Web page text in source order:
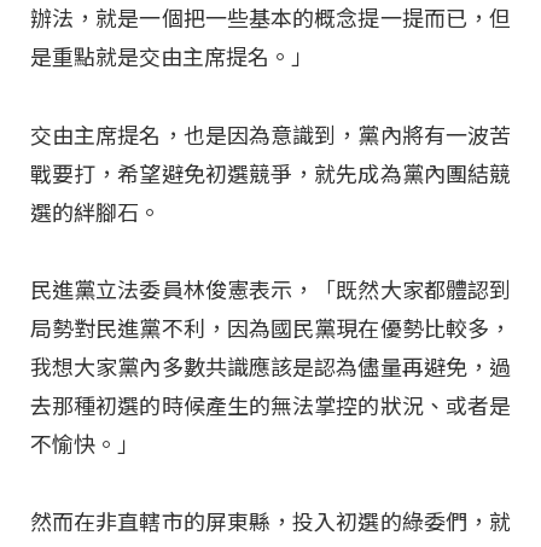
辦法，就是一個把一些基本的概念提一提而已，但
是重點就是交由主席提名。」
交由主席提名，也是因為意識到，黨內將有一波苦
戰要打，希望避免初選競爭，就先成為黨內團結競
選的絆腳石。
民進黨立法委員林俊憲表示，「既然大家都體認到
局勢對民進黨不利，因為國民黨現在優勢比較多，
我想大家黨內多數共識應該是認為儘量再避免，過
去那種初選的時候產生的無法掌控的狀況、或者是
不愉快。」
然而在非直轄市的屏東縣，投入初選的綠委們，就